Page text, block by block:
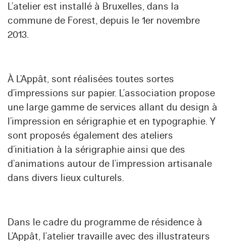
L’atelier est installé à Bruxelles, dans la
commune de Forest, depuis le 1er novembre
2013.
À L’Appât, sont réalisées toutes sortes
d’impressions sur papier. L’association propose
une large gamme de services allant du design à
l’impression en sérigraphie et en typographie. Y
sont proposés également des ateliers
d’initiation à la sérigraphie ainsi que des
d’animations autour de l’impression artisanale
dans divers lieux culturels.
Dans le cadre du programme de résidence à
L’Appât, l’atelier travaille avec des illustrateurs